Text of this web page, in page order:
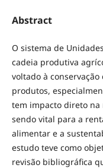
Abstract
O sistema de
cadeia produtiva
voltado à
produtos,
tem impacto direto na
sendo vital para a
alimentar e a
estudo teve como
revisão bibliográfica